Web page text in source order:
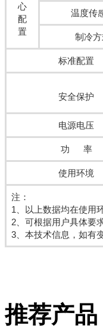
心
配
置
温度传
制冷
标准配置
安全保护
电源电压
功 率
使用环境
注：
1、以上数据均在使用
2、可根据用户具体要
3、本技术信息，如有
推荐产品